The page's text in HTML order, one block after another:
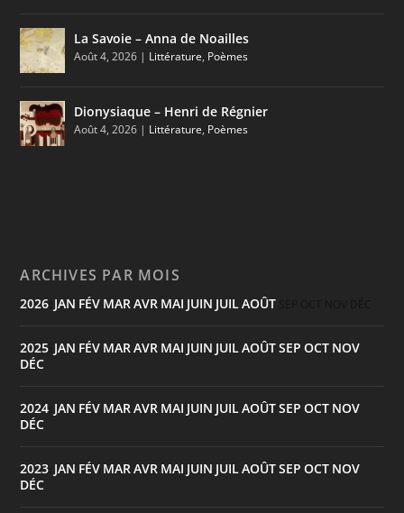
La Savoie – Anna de Noailles
Août 4, 2026 | Littérature, Poèmes
Dionysiaque – Henri de Régnier
Août 4, 2026 | Littérature, Poèmes
ARCHIVES PAR MOIS
2026 JAN FÉV MARAVR MAI JUIN JUILAOÛT
2025 JAN FÉV MARAVR MAI JUIN JUILAOÛTSEP OCT NOV
DÉC
2024 JAN FÉV MARAVR MAI JUIN JUILAOÛTSEP OCT NOV
DÉC
2023 JAN FÉV MARAVR MAI JUIN JUILAOÛTSEP OCT NOV
DÉC